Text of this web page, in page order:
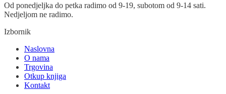
Od ponedjeljka do petka radimo od 9-19, subotom od 9-14 sati.
Nedjeljom ne radimo.
Izbornik
Naslovna
O nama
Trgovina
Otkup knjiga
Kontakt